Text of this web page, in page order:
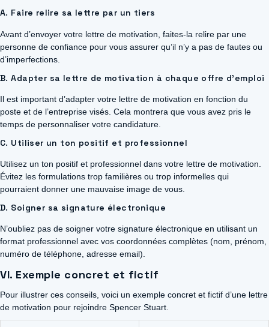
A. Faire relire sa lettre par un tiers
Avant d’envoyer votre lettre de motivation, faites-la relire par une
personne de confiance pour vous assurer qu’il n’y a pas de fautes ou
d’imperfections.
B. Adapter sa lettre de motivation à chaque offre d’emploi
Il est important d’adapter votre lettre de motivation en fonction du
poste et de l’entreprise visés. Cela montrera que vous avez pris le
temps de personnaliser votre candidature.
C. Utiliser un ton positif et professionnel
Utilisez un ton positif et professionnel dans votre lettre de motivation.
Évitez les formulations trop familières ou trop informelles qui
pourraient donner une mauvaise image de vous.
D. Soigner sa signature électronique
N’oubliez pas de soigner votre signature électronique en utilisant un
format professionnel avec vos coordonnées complètes (nom, prénom,
numéro de téléphone, adresse email).
VI. Exemple concret et fictif
Pour illustrer ces conseils, voici un exemple concret et fictif d’une lettre
de motivation pour rejoindre Spencer Stuart.